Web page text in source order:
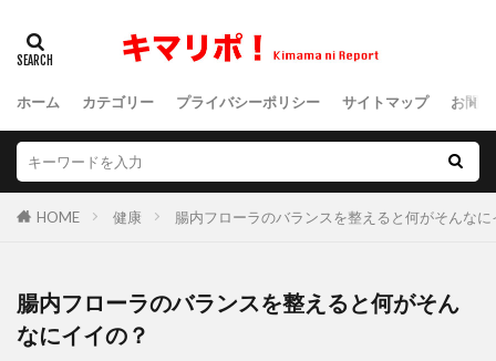
ホーム カテゴリー プライバシーポリシー サイトマップ お問
HOME 健康 腸内フローラのバランスを整えると何がそんなに
腸内フローラのバランスを整えると何がそん
なにイイの？